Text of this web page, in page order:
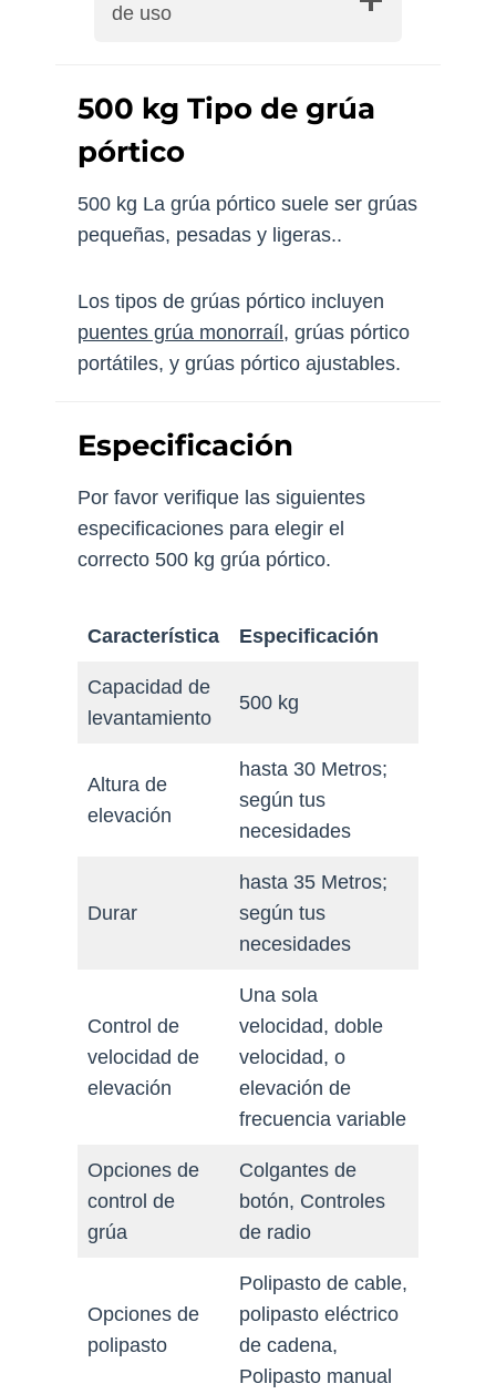
de uso
500 kg Tipo de grúa
pórtico
500 kg La grúa pórtico suele ser grúas
pequeñas, pesadas y ligeras..
Los tipos de grúas pórtico incluyen
puentes grúa monorraíl, grúas pórtico
portátiles, y grúas pórtico ajustables.
Especificación
Por favor verifique las siguientes
especificaciones para elegir el
correcto 500 kg grúa pórtico.
Característica Especificación
Capacidad de
levantamiento
500 kg
Altura de
elevación
hasta 30 Metros;
según tus
necesidades
Durar
hasta 35 Metros;
según tus
necesidades
Control de
velocidad de
elevación
Una sola
velocidad, doble
velocidad, o
elevación de
frecuencia variable
Opciones de
control de
grúa
Colgantes de
botón, Controles
de radio
Opciones de
polipasto
Polipasto de cable,
polipasto eléctrico
de cadena,
Polipasto manual